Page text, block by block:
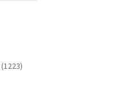
1223izdelkov